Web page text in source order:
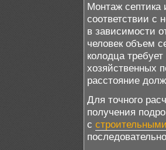
Монтаж септика
соответствии с
в зависимости
человек объем
колодца
хозяйственных
расстояние
Для точного
получения
с